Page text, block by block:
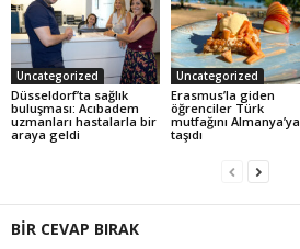
Uncategorized
Düsseldorf’ta sağlık
buluşması: Acıbadem
uzmanları hastalarla bir
araya geldi
Uncategorized
Erasmus’la giden
öğrenciler Türk
mutfağını Almanya’ya
taşıdı
BİR CEVAP BIRAK